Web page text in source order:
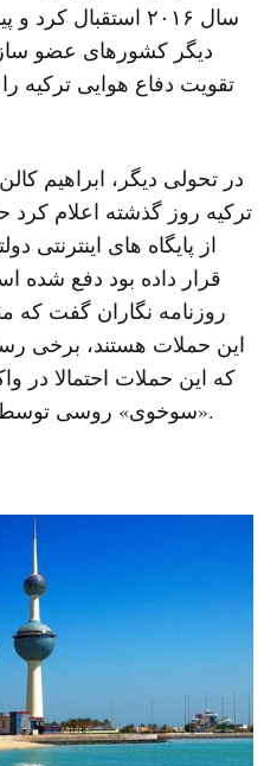
سال ۲۰۱۶ استقبال
دیگر کشورهای عضو
تقویت دفاع هوایی ترکیه
در تحولی دیگر، ابراهیم
ترکیه روز گذشته اعلام کرد
از پایگاه های اینترنتی
قرار داده بود دفع شده
روزنامه نگاران گفت که
این حملات هستند، برخی
که این حملات احتمالا در
«سوخوی» روسی توسط ترکیه صورت گرفته است.